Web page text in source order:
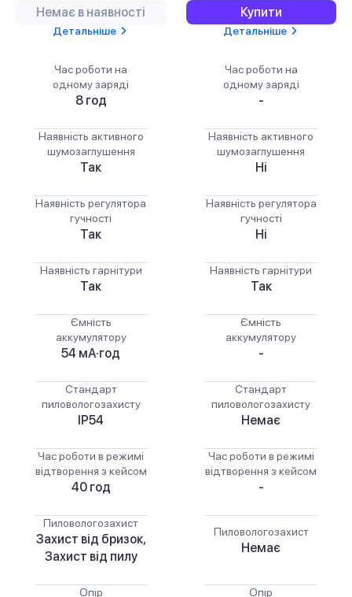
Немає в наявності
Детальніше
Час роботи на
одному заряді
8 год
Наявність активного
шумозаглушення
Так
Наявність регулятора
гучності
Так
Наявність гарнітури
Так
Ємність
аккумулятору
54 мА·год
Стандарт
пиловологозахисту
IP54
Час роботи в режимі
відтворення з кейсом
40 год
Пиловологозахист
Захист від бризок,
Захист від пилу
Опір
Купити
Детальніше
Час роботи на
одному заряді
-
Наявність активного
шумозаглушення
Ні
Наявність регулятора
гучності
Ні
Наявність гарнітури
Так
Ємність
аккумулятору
-
Стандарт
пиловологозахисту
Немає
Час роботи в режимі
відтворення з кейсом
-
Пиловологозахист
Немає
Опір